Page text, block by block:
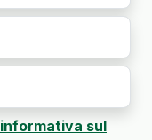
informativa sul